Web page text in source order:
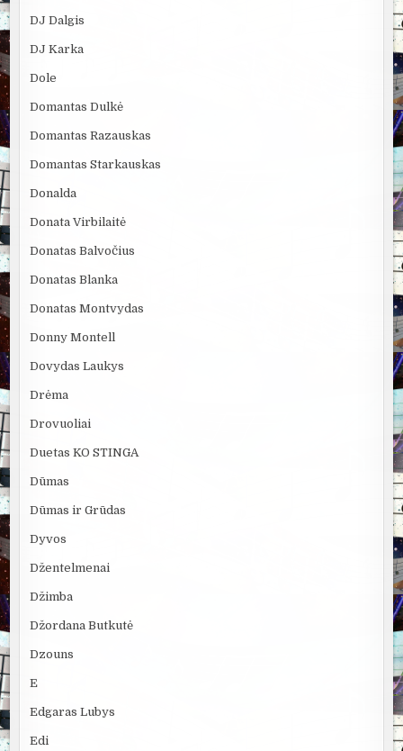
DJ Dalgis
DJ Karka
Dole
Domantas Dulkė
Domantas Razauskas
Domantas Starkauskas
Donalda
Donata Virbilaitė
Donatas Balvočius
Donatas Blanka
Donatas Montvydas
Donny Montell
Dovydas Laukys
Drėma
Drovuoliai
Duetas KO STINGA
Dūmas
Dūmas ir Grūdas
Dyvos
Džentelmenai
Džimba
Džordana Butkutė
Dzouns
E
Edgaras Lubys
Edi